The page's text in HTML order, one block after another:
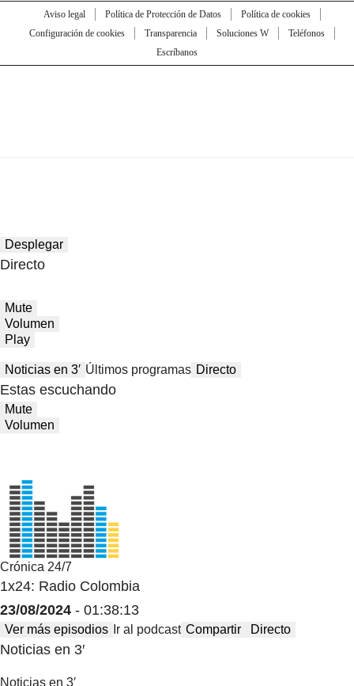
Aviso legal Política de Protección de Datos
Política de cookies
Configuración de cookies
Transparencia Soluciones W
Teléfonos
Escríbanos
Desplegar
Directo
Mute
Volumen
Play
Noticias en 3′ Últimos programas Directo
Estas escuchando
Mute
Volumen
Crónica 24/7
1x24: Radio Colombia
23/08/2024 - 01:38:13
Ver más episodios Ir al podcast Compartir Directo
Noticias en 3′
Noticias en 3′